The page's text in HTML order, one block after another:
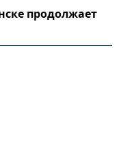
продолжает